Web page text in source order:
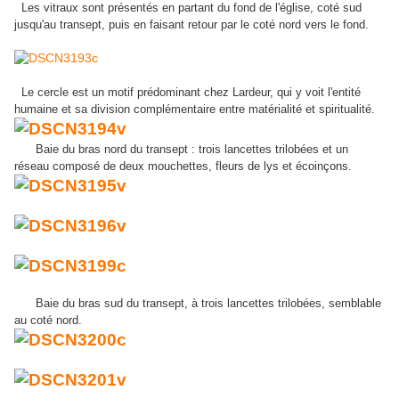
Les vitraux sont présentés en partant du fond de l'église, coté sud
jusqu'au transept, puis en faisant retour par le coté nord vers le fond.
Le cercle est un motif prédominant chez Lardeur, qui y voit l'entité
humaine et sa division complémentaire entre matérialité et spiritualité.
Baie du bras nord du transept : trois lancettes trilobées et un
réseau composé de deux mouchettes, fleurs de lys et écoinçons.
Baie du bras sud du transept, à trois lancettes trilobées, semblable
au coté nord.